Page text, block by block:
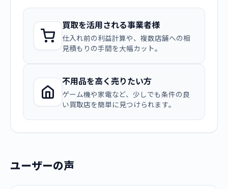
買取を活用される事業者様
仕入れ前の利益計算や、複数店舗への相
見積もりの手間を大幅カット。
不用品を高く売りたい方
ゲーム機や家電など、少しでも条件の良
い買取店を簡単に見つけられます。
ユーザーの声